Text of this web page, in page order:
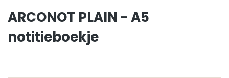
ARCONOT PLAIN - A5
notitieboekje